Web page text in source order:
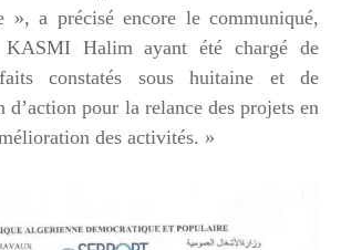
», a précisé encore le communiqué,
Halim ayant été chargé de
constatés sous huitaine et de
d’action pour la relance des projets en
des activités. »